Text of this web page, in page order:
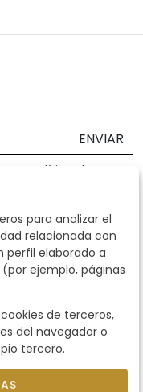
ENVIAR
Política de
informamos que sus
Subastas Segre con la
Puede ejercitar los
oposición y demás
normativa vigente
solicitar el envío de
un e-mail a
aplican la
para analizar el
relacionada con
perfil elaborado a
ejemplo, páginas
de terceros,
del navegador o
tercero.